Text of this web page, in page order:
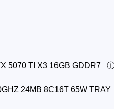
5070 TI X3 16GB GDDR7
24MB 8C16T 65W TRAY